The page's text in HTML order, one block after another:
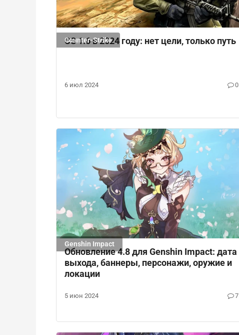
Counter-Strike
CS 1.6 в 2024 году: нет цели, только путь
6 июл 2024 0
Genshin Impact
Обновление 4.8 для Genshin Impact: дата
выхода, баннеры, персонажи, оружие и
локации
5 июн 2024 7